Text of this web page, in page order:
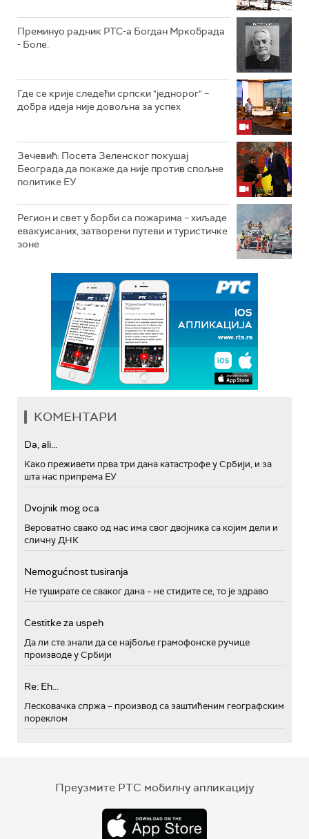
Преминуо радник РТС-а Богдан Мркобрада
- Боле.
Где се крије следећи српски "једнорог" –
добра идеја није довољна за успех
Зечевић: Посета Зеленског покушај
Београда да покаже да није против спољне
политике ЕУ
Регион и свет у борби са пожарима – хиљаде
евакуисаних, затворени путеви и туристичке
зоне
КОМЕНТАРИ
Da, ali...
Како преживети прва три дана катастрофе у Србији, и за
шта нас припрема ЕУ
Dvojnik mog oca
Вероватно свако од нас има свог двојника са којим дели и
сличну ДНК
Nemogućnost tusiranja
Не туширате се сваког дана – не стидите се, то је здраво
Cestitke za uspeh
Да ли сте знали да се најбоље грамофонске ручице
производе у Србији
Re: Eh...
Лесковачка спржа – производ са заштићеним географским
пореклом
Преузмите РТС мобилну апликацију